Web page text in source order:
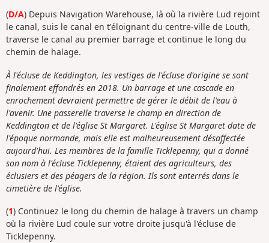
(D/A) Depuis Navigation Warehouse, là où la rivière Lud rejoint
le canal, suis le canal en t'éloignant du centre-ville de Louth,
traverse le canal au premier barrage et continue le long du
chemin de halage.
À l'écluse de Keddington, les vestiges de l'écluse d'origine se sont
finalement effondrés en 2018. Un barrage et une cascade en
enrochement devraient permettre de gérer le débit de l'eau à
l'avenir. Une passerelle traverse le champ en direction de
Keddington et de l'église St Margaret. L'église St Margaret date de
l'époque normande, mais elle est malheureusement désaffectée
aujourd'hui. Les membres de la famille Ticklepenny, qui a donné
son nom à l'écluse Ticklepenny, étaient des agriculteurs, des
éclusiers et des péagers de la région. Ils sont enterrés dans le
cimetière de l'église.
(1) Continuez le long du chemin de halage à travers un champ
où la rivière Lud coule sur votre droite jusqu'à l'écluse de
Ticklepenny.